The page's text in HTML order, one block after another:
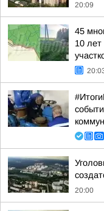
20:09
45
10
20:00